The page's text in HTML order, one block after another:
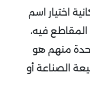
اختيار اسم
المقاطع فيه،
منهم هو
الصناعة أو